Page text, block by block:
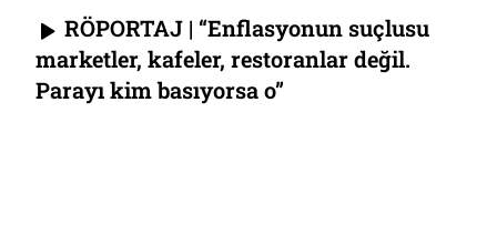
RÖPORTAJ | “Enflasyonun suçlusu
marketler, kafeler, restoranlar değil.
Parayı kim basıyorsa o”